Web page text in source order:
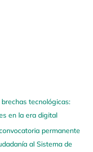
tecnológicas:
en la era digital
permanente
al Sistema de